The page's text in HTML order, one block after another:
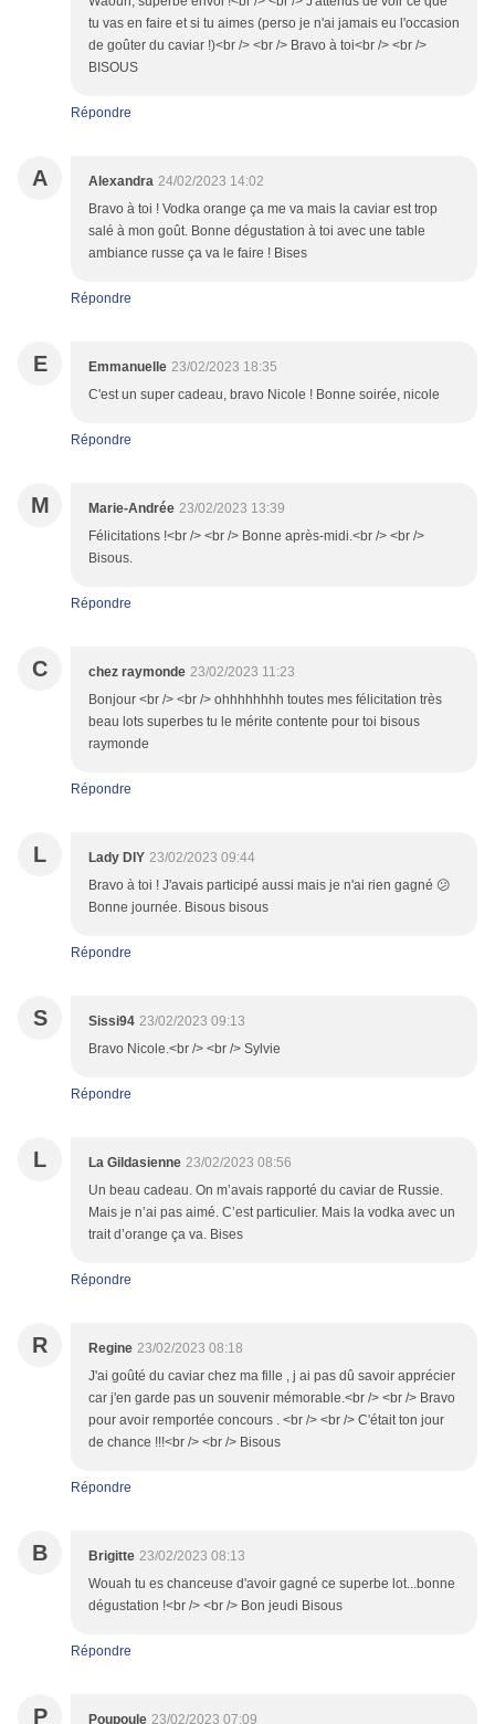
tu vas en faire et si tu aimes (perso je n'ai jamais eu l'occasion
de goûter du caviar !)<br /> <br /> Bravo à toi<br /> <br />
BISOUS
Répondre
A Alexandra 24/02/2023 14:02
Bravo à toi ! Vodka orange ça me va mais la caviar est trop
salé à mon goût. Bonne dégustation à toi avec une table
ambiance russe ça va le faire ! Bises
Répondre
E Emmanuelle 23/02/2023 18:35
C'est un super cadeau, bravo Nicole ! Bonne soirée, nicole
Répondre
M Marie-Andrée 23/02/2023 13:39
Félicitations !<br /> <br /> Bonne après-midi.<br /> <br />
Bisous.
Répondre
C chez raymonde 23/02/2023 11:23
Bonjour <br /> <br /> ohhhhhhhh toutes mes félicitation très
beau lots superbes tu le mérite contente pour toi bisous
raymonde
Répondre
L Lady DIY 23/02/2023 09:44
Bravo à toi ! J'avais participé aussi mais je n'ai rien gagné 😕
Bonne journée. Bisous bisous
Répondre
S Sissi94 23/02/2023 09:13
Bravo Nicole.<br /> <br /> Sylvie
Répondre
L La Gildasienne 23/02/2023 08:56
Un beau cadeau. On m’avais rapporté du caviar de Russie.
Mais je n’ai pas aimé. C’est particulier. Mais la vodka avec un
trait d’orange ça va. Bises
Répondre
R Regine 23/02/2023 08:18
J'ai goûté du caviar chez ma fille , j ai pas dû savoir apprécier
car j'en garde pas un souvenir mémorable.<br /> <br /> Bravo
pour avoir remportée concours . <br /> <br /> C'était ton jour
de chance !!!<br /> <br /> Bisous
Répondre
B Brigitte 23/02/2023 08:13
Wouah tu es chanceuse d'avoir gagné ce superbe lot...bonne
dégustation !<br /> <br /> Bon jeudi Bisous
Répondre
P Poupoule 23/02/2023 07:09